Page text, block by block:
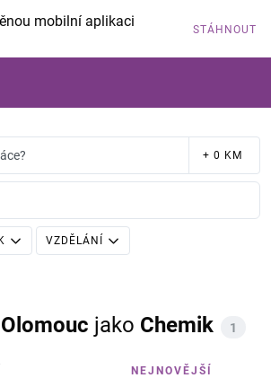
mobilní aplikaci STÁHNOUT
+ 0 KM
VZDĚLÁNÍ
jako Chemik 1
NEJNOVĚJŠÍ